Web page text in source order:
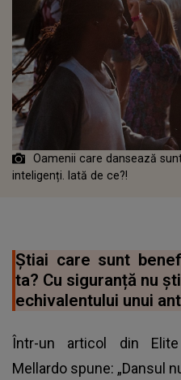
Oamenii care dansează
inteligenți. Iată de ce?!
Știai care sunt
ta? Cu siguranță nu
echivalentului unui
Într-un articol din
Mellardo spune: „Dansul